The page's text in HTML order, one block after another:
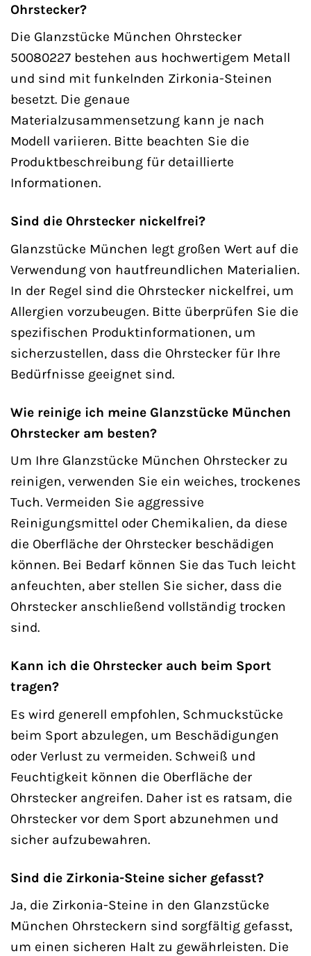
Ohrstecker?
Die Glanzstücke München Ohrstecker
50080227 bestehen aus hochwertigem Metall
und sind mit funkelnden Zirkonia-Steinen
besetzt. Die genaue
Materialzusammensetzung kann je nach
Modell variieren. Bitte beachten Sie die
Produktbeschreibung für detaillierte
Informationen.
Sind die Ohrstecker nickelfrei?
Glanzstücke München legt großen Wert auf die
Verwendung von hautfreundlichen Materialien.
In der Regel sind die Ohrstecker nickelfrei, um
Allergien vorzubeugen. Bitte überprüfen Sie die
spezifischen Produktinformationen, um
sicherzustellen, dass die Ohrstecker für Ihre
Bedürfnisse geeignet sind.
Wie reinige ich meine Glanzstücke München
Ohrstecker am besten?
Um Ihre Glanzstücke München Ohrstecker zu
reinigen, verwenden Sie ein weiches, trockenes
Tuch. Vermeiden Sie aggressive
Reinigungsmittel oder Chemikalien, da diese
die Oberfläche der Ohrstecker beschädigen
können. Bei Bedarf können Sie das Tuch leicht
anfeuchten, aber stellen Sie sicher, dass die
Ohrstecker anschließend vollständig trocken
sind.
Kann ich die Ohrstecker auch beim Sport
tragen?
Es wird generell empfohlen, Schmuckstücke
beim Sport abzulegen, um Beschädigungen
oder Verlust zu vermeiden. Schweiß und
Feuchtigkeit können die Oberfläche der
Ohrstecker angreifen. Daher ist es ratsam, die
Ohrstecker vor dem Sport abzunehmen und
sicher aufzubewahren.
Sind die Zirkonia-Steine sicher gefasst?
Ja, die Zirkonia-Steine in den Glanzstücke
München Ohrsteckern sind sorgfältig gefasst,
um einen sicheren Halt zu gewährleisten. Die